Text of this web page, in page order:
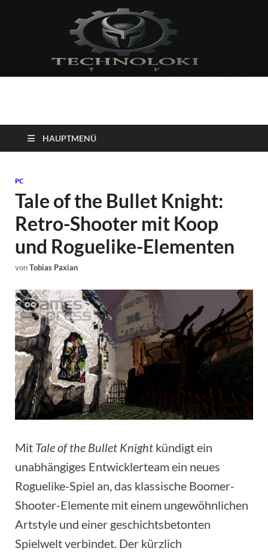
Technoloki: Gaming
und Entertainment
Blockbuster, Indie-Perlen und Retro-Klassiker.
HAUPTMENÜ
PC
Tale of the Bullet Knight:
Retro-Shooter mit Koop
und Roguelike-Elementen
vonTobias Paxian
Mit Tale of the Bullet Knight kündigt ein
unabhängiges Entwicklerteam ein neues
Roguelike-Spiel an, das klassische Boomer-
Shooter-Elemente mit einem ungewöhnlichen
Artstyle und einer geschichtsbetonten
Spielwelt verbindet. Der kürzlich